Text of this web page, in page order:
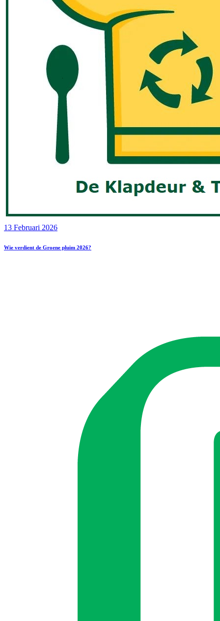
13 Februari 2026
Wie verdient de Groene pluim 2026?